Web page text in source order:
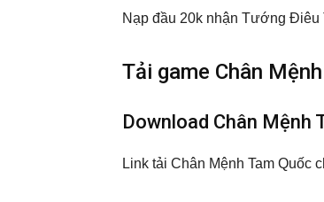
Nạp đầu 20k nhận Tướng Điêu
Tải game Chân
Download Chân Mệnh
Link tải Chân Mệnh Tam Quốc